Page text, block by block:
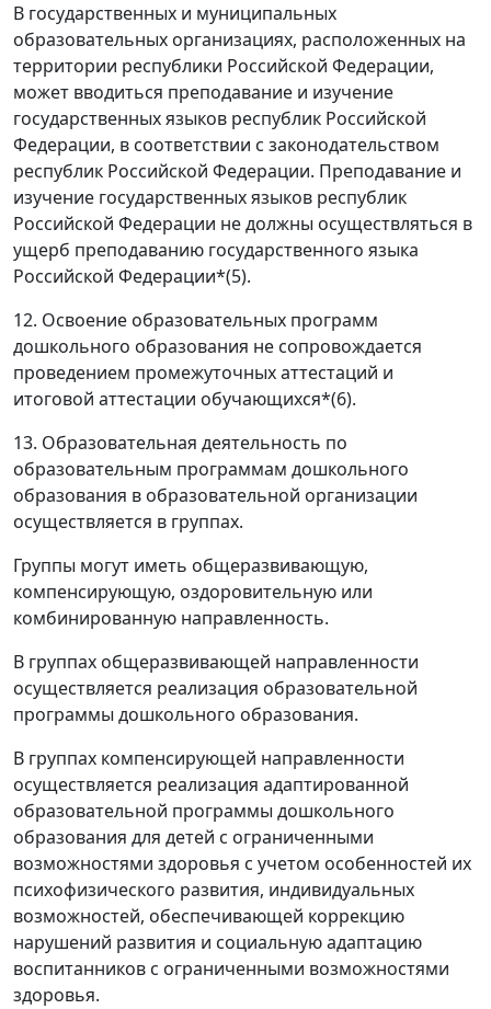
В государственных и муниципальных
образовательных организациях, расположенных на
территории республики Российской Федерации,
может вводиться преподавание и изучение
государственных языков республик Российской
Федерации, в соответствии с законодательством
республик Российской Федерации. Преподавание и
изучение государственных языков республик
Российской Федерации не должны осуществляться в
ущерб преподаванию государственного языка
Российской Федерации*(5).
12. Освоение образовательных программ
дошкольного образования не сопровождается
проведением промежуточных аттестаций и
итоговой аттестации обучающихся*(6).
13. Образовательная деятельность по
образовательным программам дошкольного
образования в образовательной организации
осуществляется в группах.
Группы могут иметь общеразвивающую,
компенсирующую, оздоровительную или
комбинированную направленность.
В группах общеразвивающей направленности
осуществляется реализация образовательной
программы дошкольного образования.
В группах компенсирующей направленности
осуществляется реализация адаптированной
образовательной программы дошкольного
образования для детей с ограниченными
возможностями здоровья с учетом особенностей их
психофизического развития, индивидуальных
возможностей, обеспечивающей коррекцию
нарушений развития и социальную адаптацию
воспитанников с ограниченными возможностями
здоровья.